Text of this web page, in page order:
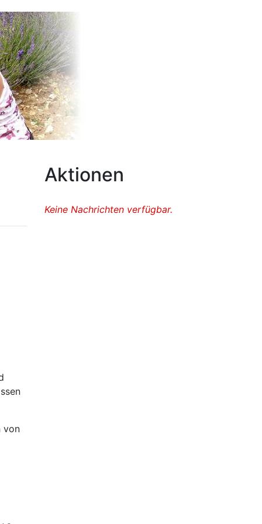
von
Aktionen
Keine Nachrichten verfügbar.